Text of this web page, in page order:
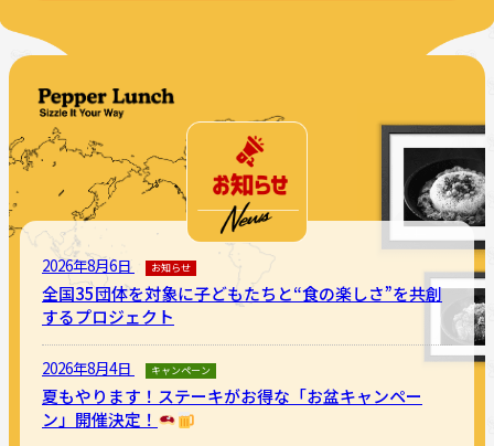
2026年8月6日 お知らせ
全国35団体を対象に子どもたちと“食の楽しさ”を共創
するプロジェクト
2026年8月4日 キャンペーン
夏もやります！ステーキがお得な「お盆キャンペー
ン」開催決定！